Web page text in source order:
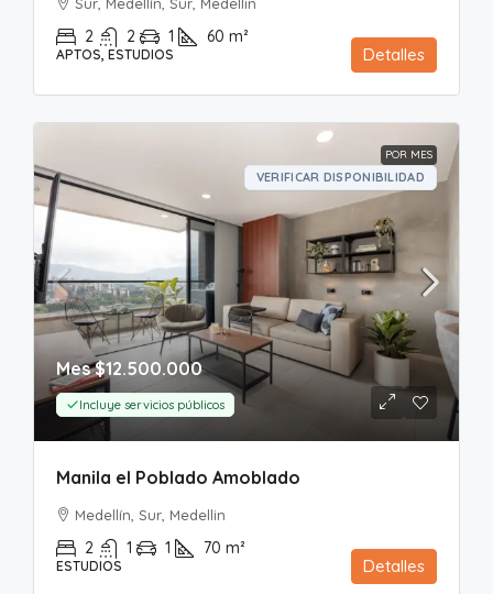
2 2 1 60 m²
APTOS, ESTUDIOS Detalles
POR MES
VERIFICAR DISPONIBILIDAD
Mes$12.500.000
Incluye servicios públicos
Manila el Poblado Amoblado
Medellín, Sur, Medellin
2 1 1 70 m²
ESTUDIOS Detalles